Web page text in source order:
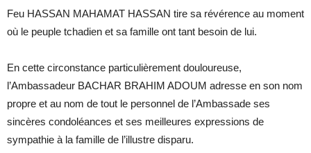
Feu HASSAN MAHAMAT HASSAN tire sa révérence au moment
où le peuple tchadien et sa famille ont tant besoin de lui.
En cette circonstance particulièrement douloureuse,
l’Ambassadeur BACHAR BRAHIM ADOUM adresse en son nom
propre et au nom de tout le personnel de l’Ambassade ses
sincères condoléances et ses meilleures expressions de
sympathie à la famille de l’illustre disparu.